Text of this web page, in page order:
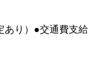
り）●交通費支給